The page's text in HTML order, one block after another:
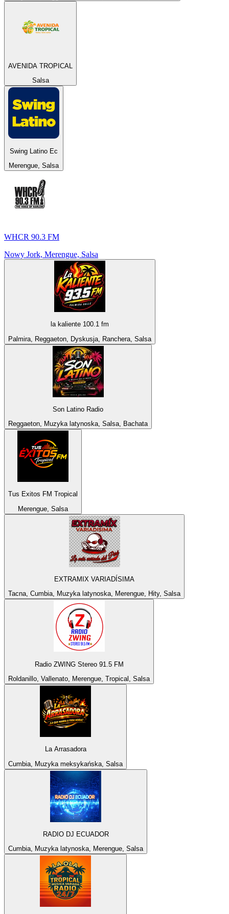
AVENIDA TROPICAL
Salsa
Swing Latino Ec
Merengue, Salsa
WHCR 90.3 FM
Nowy Jork, Merengue, Salsa
la kaliente 100.1 fm
Palmira, Reggaeton, Dyskusja, Ranchera, Salsa
Son Latino Radio
Reggaeton, Muzyka latynoska, Salsa, Bachata
Tus Exitos FM Tropical
Merengue, Salsa
EXTRAMIX VARIADÍSIMA
Tacna, Cumbia, Muzyka latynoska, Merengue, Hity, Salsa
Radio ZWING Stereo 91.5 FM
Roldanillo, Vallenato, Merengue, Tropical, Salsa
La Arrasadora
Cumbia, Muzyka meksykańska, Salsa
RADIO DJ ECUADOR
Cumbia, Muzyka latynoska, Merengue, Salsa